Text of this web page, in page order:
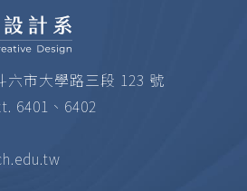
六市大學路三段 123 號
6401、6402